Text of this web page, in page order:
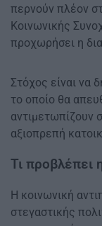
περνούν πλέον
Κοινωνικής
προχωρήσει η
Στόχος είναι να
το οποίο θα
αντιμετωπίζουν
αξιοπρεπή
Τι προβλέπει
Η κοινωνική
στεγαστικής